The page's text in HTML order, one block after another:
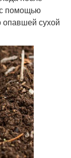
помощью
опавшей сухой